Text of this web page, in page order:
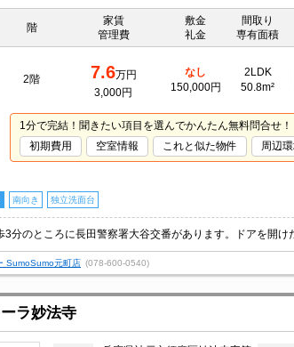
階
家賃
管理費
敷金
礼金
間取り
専有面積
2階 7.6万円
3,000円
なし
150,000円
2LDK
50.8m²
1分で完結！聞きたい項目を選んでかんたん無料問合せ！
初期費用
空室情報 これと似た物件 周辺
南向き 独立洗面台
SumoSumo元町店 (078-600-0540)
ラ妙法寺